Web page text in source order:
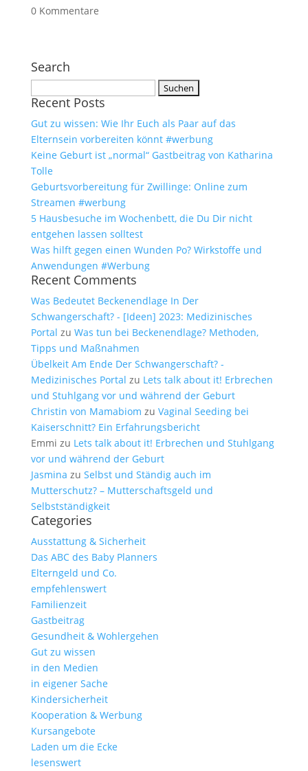
0 Kommentare
Search
nach:
Recent Posts
Gut zu wissen: Wie Ihr Euch als Paar auf das
Elternsein vorbereiten könnt #werbung
Keine Geburt ist „normal“ Gastbeitrag von Katharina
Tolle
Geburtsvorbereitung für Zwillinge: Online zum
Streamen #werbung
5 Hausbesuche im Wochenbett, die Du Dir nicht
entgehen lassen solltest
Was hilft gegen einen Wunden Po? Wirkstoffe und
Anwendungen #Werbung
Recent Comments
Was Bedeutet Beckenendlage In Der
Schwangerschaft? - [Ideen] 2023: Medizinisches
Portal zu Was tun bei Beckenendlage? Methoden,
Tipps und Maßnahmen
Übelkeit Am Ende Der Schwangerschaft? -
Medizinisches Portal zu Lets talk about it! Erbrechen
und Stuhlgang vor und während der Geburt
Christin von Mamabiom zu Vaginal Seeding bei
Kaiserschnitt? Ein Erfahrungsbericht
Emmi zu Lets talk about it! Erbrechen und Stuhlgang
vor und während der Geburt
Jasmina zu Selbst und Ständig auch im
Mutterschutz? – Mutterschaftsgeld und
Selbstständigkeit
Categories
Ausstattung & Sicherheit
Das ABC des Baby Planners
Elterngeld und Co.
empfehlenswert
Familienzeit
Gastbeitrag
Gesundheit & Wohlergehen
Gut zu wissen
in den Medien
in eigener Sache
Kindersicherheit
Kooperation & Werbung
Kursangebote
Laden um die Ecke
lesenswert